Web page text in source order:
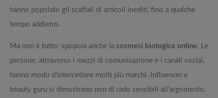
hanno popolato gli scaffali di articoli inediti, fino a qualche
tempo addietro.
Ma non è tutto: spopola anche la cosmesi biologica online. Le
persone, attraverso i mezzi di comunicazione e i canali social,
hanno modo d’intercettare molti più marchi. Influencer e
beauty guru si dimostrano non di rado sensibili all’argomento,